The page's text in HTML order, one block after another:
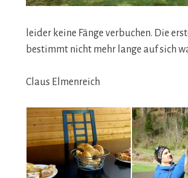
leider keine Fänge verbuchen. Die
bestimmt nicht mehr lange auf sich
Claus Elmenreich